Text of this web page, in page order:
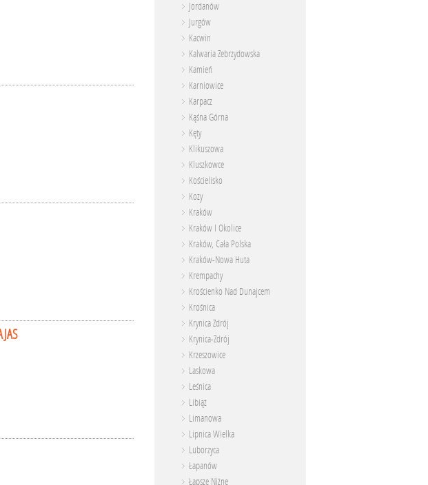
Jordanów
Jurgów
Kacwin
Kalwaria Zebrzydowska
Kamień
Karniowice
Karpacz
Kąśna Górna
Kęty
Klikuszowa
Kluszkowce
Kościelisko
Kozy
Kraków
Kraków I Okolice
Kraków, Cała Polska
Kraków-Nowa Huta
Krempachy
Krościenko Nad Dunajcem
Krośnica
Krynica Zdrój
Krynica-Zdrój
Krzeszowice
Laskowa
Leśnica
Libiąż
Limanowa
Lipnica Wielka
Luborzyca
Łapanów
Łapsze Niżne